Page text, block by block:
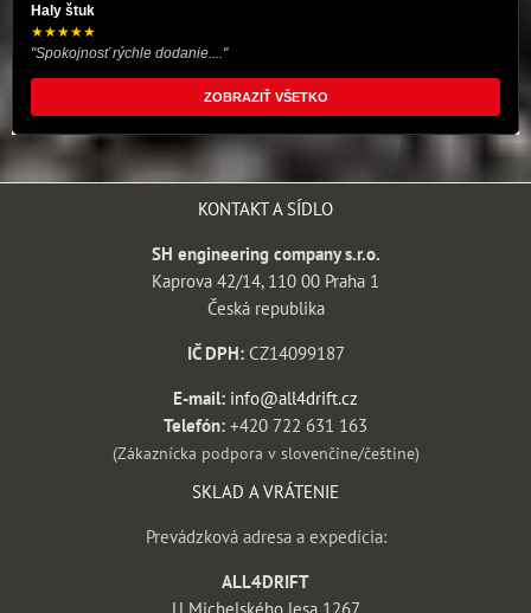
Haly štuk
★★★★★
"Spokojnosť rýchle dodanie...."
ZOBRAZIŤ VŠETKO
KONTAKT A SÍDLO
SH engineering company s.r.o.
Kaprova 42/14, 110 00 Praha 1
Česká republika
IČ DPH:CZ14099187
E-mail: info@all4drift.cz
Telefón: +420 722 631 163
(Zákaznícka podpora v slovenčine/češtine)
SKLAD A VRÁTENIE
Prevádzková adresa a expedícia:
ALL4DRIFT
U Michelského lesa 1267